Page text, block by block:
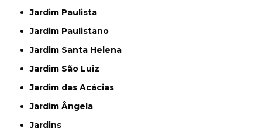
Jardim Paulista
Jardim Paulistano
Jardim Santa Helena
Jardim São Luiz
Jardim das Acácias
Jardim Ângela
Jardins